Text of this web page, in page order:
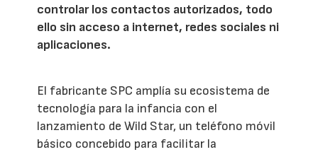
controlar los contactos autorizados, todo
ello sin acceso a internet, redes sociales ni
aplicaciones.
El fabricante SPC amplía su ecosistema de
tecnología para la infancia con el
lanzamiento de Wild Star, un teléfono móvil
básico concebido para facilitar la